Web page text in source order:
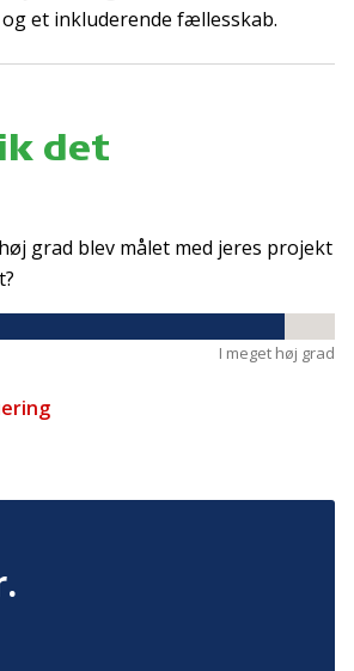
et inkluderende fællesskab.
det
grad blev målet med jeres projekt
I meget høj grad
TrygFondens og TryghedsGruppens
indbakke.
Adresse
2830 Virum